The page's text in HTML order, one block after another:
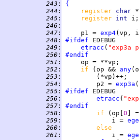
243 :
{
244 : register char
245 : register int
246 :
247 :
     p1 =
exp4
248 : #ifdef
249 : etracc ( "exp3a
250 :
#endif
251 :
252 : if (op && any
253 :
254 :
         p2 =
exp3a
255 : #ifdef
256 : etracc (
257 :
#endif
258 : if (op[ 0 ]
259 :
             i =
260 :
else
261 :
             i =